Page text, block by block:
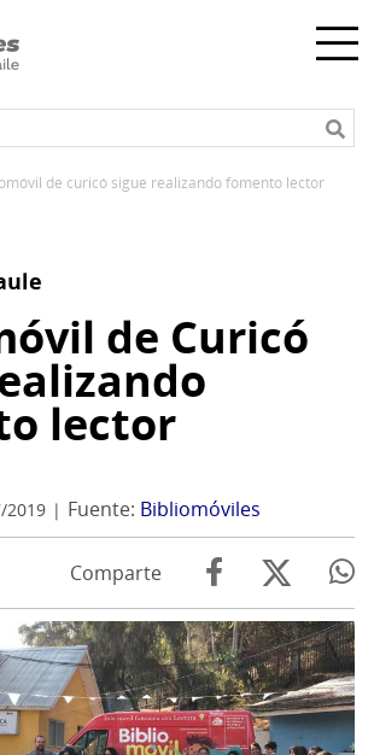
de curicó sigue realizando fomento lector
de Curicó
lector
2019 Fuente: Bibliomóviles
Comparte